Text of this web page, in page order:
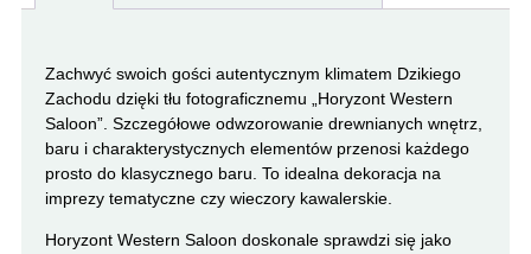
Zachwyć swoich gości autentycznym klimatem Dzikiego
Zachodu dzięki tłu fotograficznemu „Horyzont Western
Saloon”. Szczegółowe odwzorowanie drewnianych wnętrz,
baru i charakterystycznych elementów przenosi każdego
prosto do klasycznego baru. To idealna dekoracja na
imprezy tematyczne czy wieczory kawalerskie.
Horyzont Western Saloon doskonale sprawdzi się jako